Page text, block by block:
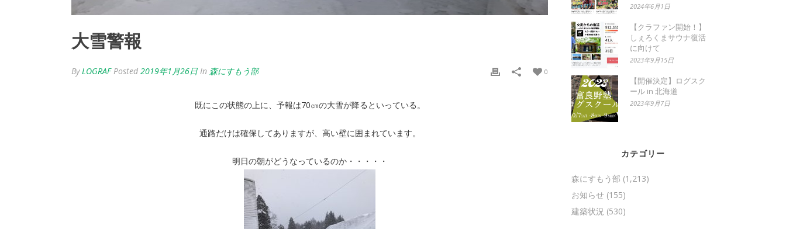
大雪警報
ByLOGRAF Posted 2019年1月26日 In 森にすもう部 0
既にこの状態の上に、予報は70㎝の大雪が降るといっている。
通路だけは確保してありますが、高い壁に囲まれています。
明日の朝がどうなっているのか・・・・・
2024年6月1日
【クラファン開始！】
しぇろくまサウナ復活
に向けて
2023年9月15日
【開催決定】ログスク
ール in 北海道
2023年9月7日
カテゴリー
森にすもう部 (1,213)
お知らせ (155)
建築状況 (530)